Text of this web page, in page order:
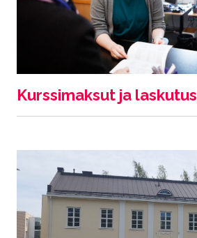
Kurssimaksut ja laskutus